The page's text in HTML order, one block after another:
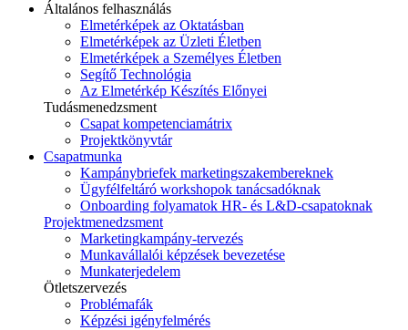
Általános felhasználás
Elmetérképek az Oktatásban
Elmetérképek az Üzleti Életben
Elmetérképek a Személyes Életben
Segítő Technológia
Az Elmetérkép Készítés Előnyei
Tudásmenedzsment
Csapat kompetenciamátrix
Projektkönyvtár
Csapatmunka
Kampánybriefek marketingszakembereknek
Ügyfélfeltáró workshopok tanácsadóknak
Onboarding folyamatok HR- és L&D-csapatoknak
Projektmenedzsment
Marketingkampány-tervezés
Munkavállalói képzések bevezetése
Munkaterjedelem
Ötletszervezés
Problémafák
Képzési igényfelmérés